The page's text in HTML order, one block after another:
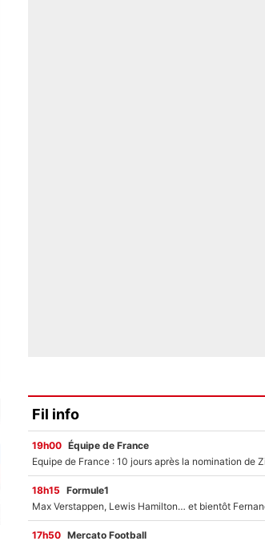
Fil info
19h00 Équipe de France
18h15 Formule1
17h50 Mercato Football